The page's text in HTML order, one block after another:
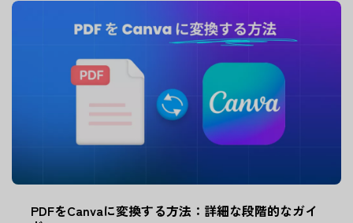
PDFをCanvaに変換する方法：詳細な段階的なガイ